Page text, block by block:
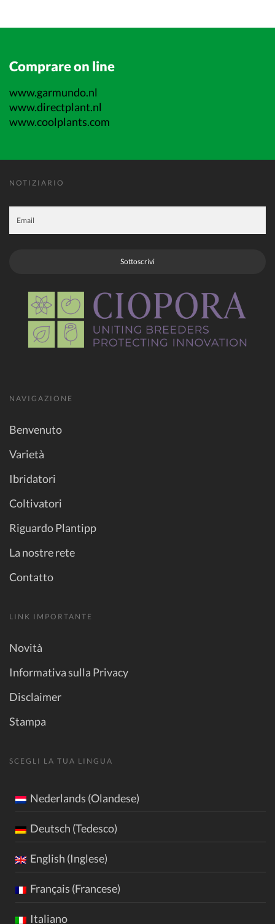
Comprare on line
www.garmundo.nl
www.directplant.nl
www.coolplants.com
NOTIZIARIO
Sottoscrivi
NAVIGAZIONE
Benvenuto
Varietà
Ibridatori
Coltivatori
Riguardo Plantipp
La nostre rete
Contatto
LINK IMPORTANTE
Novità
Informativa sulla Privacy
Disclaimer
Stampa
SCEGLI LA TUA LINGUA
Nederlands (Olandese)
Deutsch (Tedesco)
English (Inglese)
Français (Francese)
Italiano